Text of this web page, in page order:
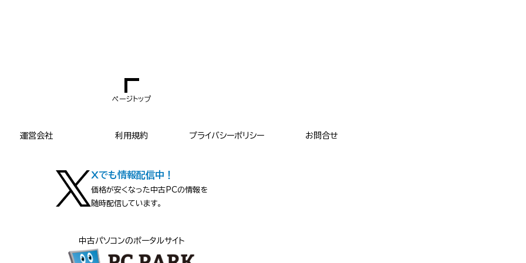
ページトップ
運営会社 利用規約 プライバシーポリシー お問合せ
Xでも情報配信中！
価格が安くなった中古PCの情報を
随時配信しています。
中古パソコンのポータルサイト